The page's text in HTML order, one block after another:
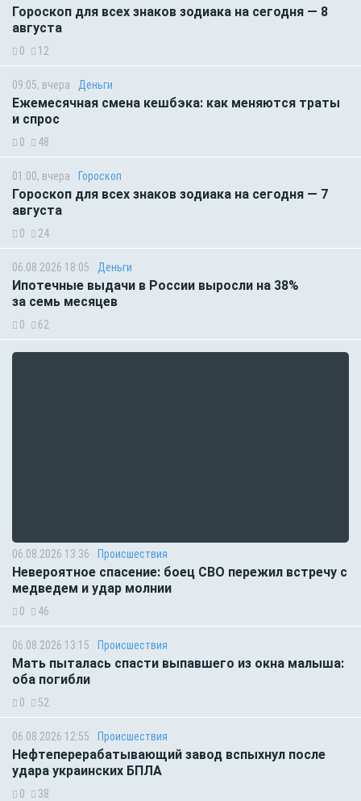
Гороскоп для всех знаков зодиака на сегодня — 8
августа
0 12
09:05, вчера Деньги
Ежемесячная смена кешбэка: как меняются траты
и спрос
0 48
01:00, вчера Гороскоп
Гороскоп для всех знаков зодиака на сегодня — 7
августа
0 24
06.08.2026 18:05 Деньги
Ипотечные выдачи в России выросли на 38%
за семь месяцев
0 62
06.08.2026 13:36 Происшествия
Невероятное спасение: боец СВО пережил встречу с
медведем и удар молнии
0 46
06.08.2026 13:15 Происшествия
Мать пыталась спасти выпавшего из окна малыша:
оба погибли
0 52
06.08.2026 12:55 Происшествия
Нефтеперерабатывающий завод вспыхнул после
удара украинских БПЛА
0 38